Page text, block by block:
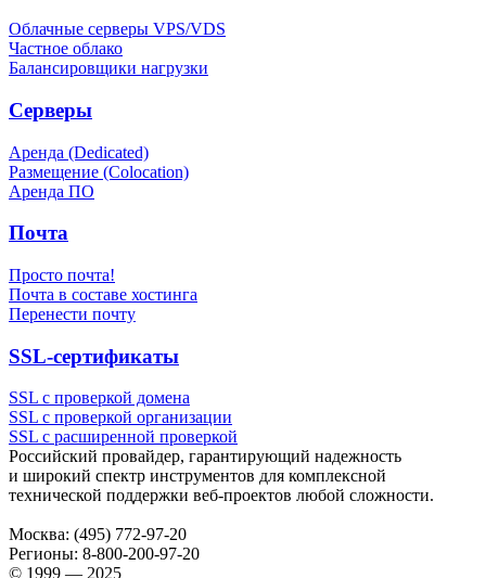
Облачные серверы VPS/VDS
Частное облако
Балансировщики нагрузки
Серверы
Аренда (Dedicated)
Размещение (Colocation)
Аренда ПО
Почта
Просто почта!
Почта в составе хостинга
Перенести почту
SSL-сертификаты
SSL с проверкой домена
SSL с проверкой организации
SSL с расширенной проверкой
Российский провайдер, гарантирующий надежность
и широкий спектр инструментов для комплексной
технической поддержки веб-проектов любой сложности.
Москва: (495) 772-97-20
Регионы: 8-800-200-97-20
© 1999 — 2025